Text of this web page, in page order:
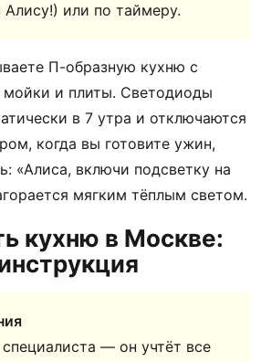
Алису!) или по таймеру.
П-образную кухню с
мойки и плиты. Светодиоды
в 7 утра и отключаются
когда вы готовите ужин,
«Алиса, включи подсветку на
мягким тёплым светом.
кухню в Москве:
— он учтёт все